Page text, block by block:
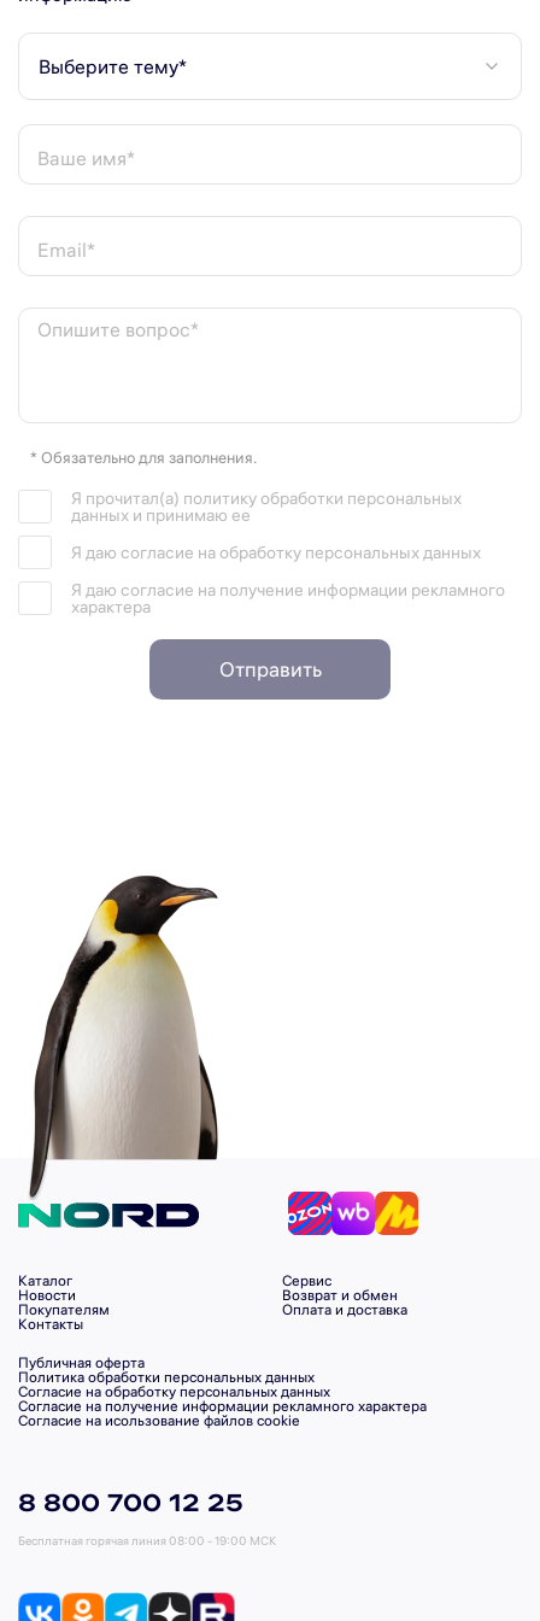
Выберите тему*
Ваше имя*
Email*
Опишите вопрос*
* Обязательно для заполнения.
Я прочитал(а) политику обработки персональных
данных и принимаю ее
Я даю согласие на обработку персональных данных
Я даю согласие на получение информации рекламного
характера
Отправить
Каталог
Новости
Покупателям
Контакты
Сервис
Возврат и обмен
Оплата и доставка
Публичная оферта
Политика обработки персональных данных
Согласие на обработку персональных данных
Согласие на получение информации рекламного характера
Согласие на исользование файлов cookie
8 800 700 12 25
Бесплатная горячая линия 08:00 - 19:00 МСК